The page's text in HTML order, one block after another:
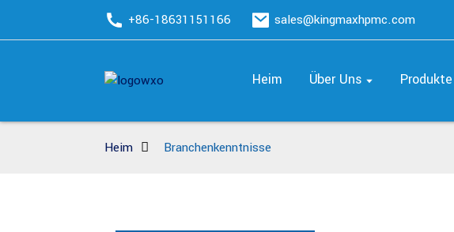
+86-18631151166 sales@kingmaxhpmc.com
Heim Über Uns Produkte
Heim Branchenkenntnisse